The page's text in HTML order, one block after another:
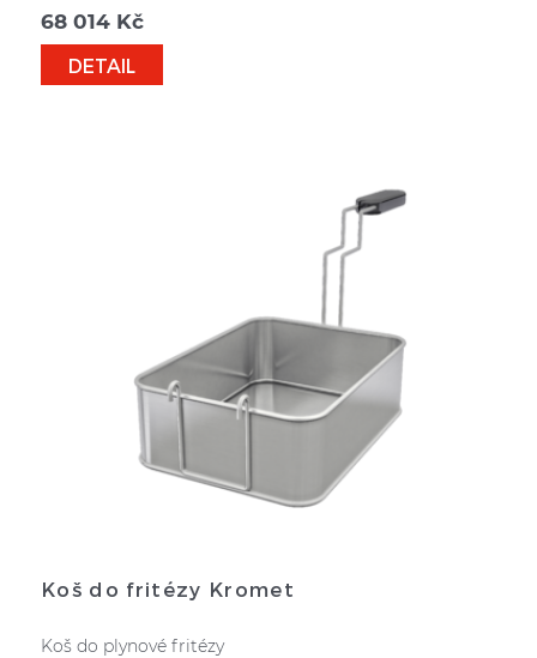
68 014 Kč
DETAIL
Koš do fritézy Kromet
Koš do plynové fritézy